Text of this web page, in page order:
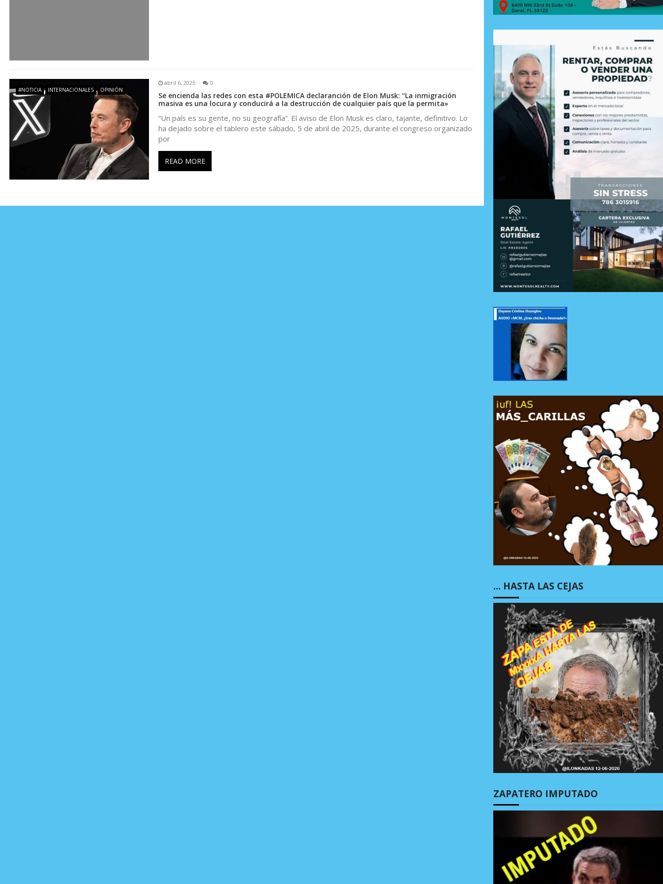
a
d
a
s
#NOTICIA INTERNACIONALES OPINIÓN
abril 6, 2025 0
Se encienda las redes con esta #POLEMICA declaranción de Elon Musk: “La inmigración
masiva es una locura y conducirá a la destrucción de cualquier país que la permita»
“Un país es su gente, no su geografía”. El aviso de Elon Musk es claro, tajante, definitivo. Lo
ha dejado sobre el tablero este sábado, 5 de abril de 2025, durante el congreso organizado
por
READ MORE
… HASTA LAS CEJAS
ZAPATERO IMPUTADO